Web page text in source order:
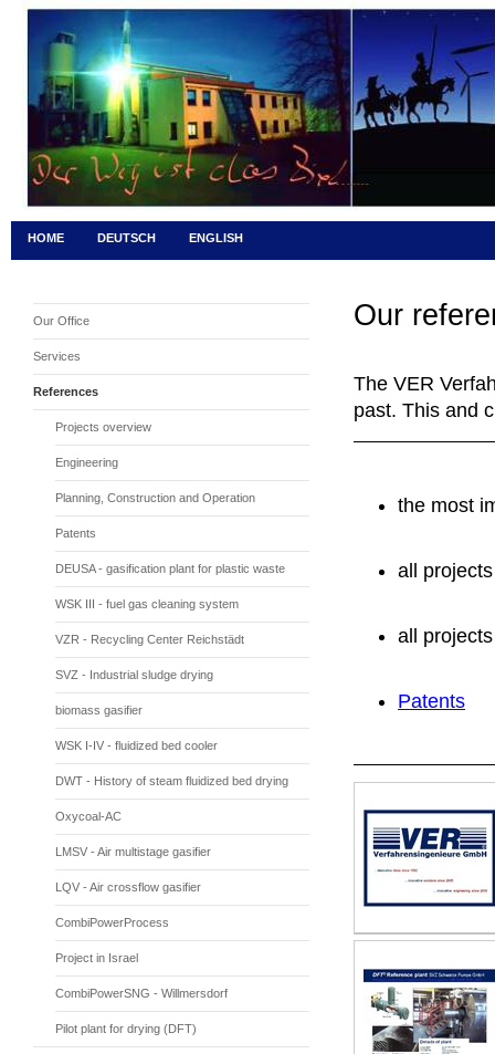
HOME DEUTSCH ENGLISH
Our Office
Services
References
Projects overview
Engineering
Planning, Construction and Operation
Patents
DEUSA - gasification plant for plastic waste
WSK III - fuel gas cleaning system
VZR - Recycling Center Reichstädt
SVZ - Industrial sludge drying
biomass gasifier
WSK I-IV - fluidized bed cooler
DWT - History of steam fluidized bed drying
Oxycoal-AC
LMSV - Air multistage gasifier
LQV - Air crossflow gasifier
CombiPowerProcess
Project in Israel
CombiPowerSNG - Willmersdorf
Pilot plant for drying (DFT)
Our
The VER
past. This and
the most
all
all
Patents